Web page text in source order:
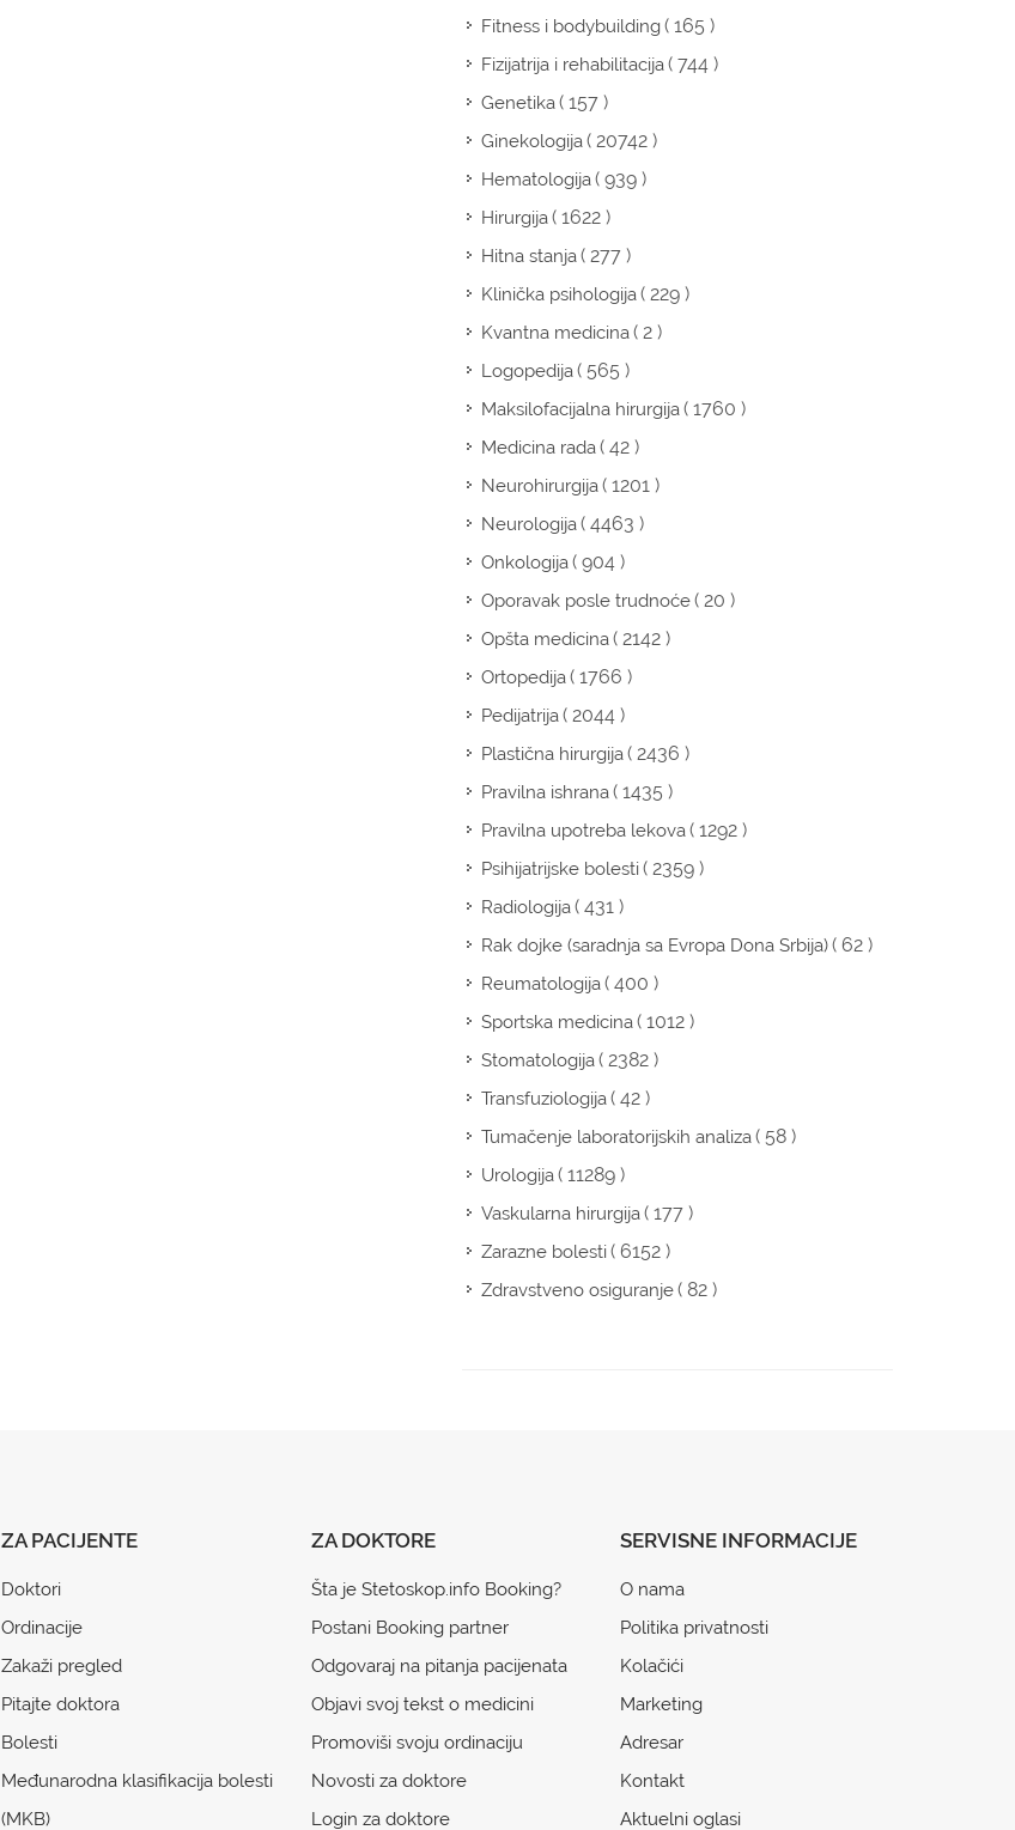
Fitness i bodybuilding( 165 )
Fizijatrija i rehabilitacija( 744 )
Genetika( 157 )
Ginekologija( 20742 )
Hematologija( 939 )
Hirurgija( 1622 )
Hitna stanja( 277 )
Klinička psihologija( 229 )
Kvantna medicina( 2 )
Logopedija( 565 )
Maksilofacijalna hirurgija( 1760 )
Medicina rada( 42 )
Neurohirurgija( 1201 )
Neurologija( 4463 )
Onkologija( 904 )
Oporavak posle trudnoće( 20 )
Opšta medicina( 2142 )
Ortopedija( 1766 )
Pedijatrija( 2044 )
Plastična hirurgija( 2436 )
Pravilna ishrana( 1435 )
Pravilna upotreba lekova( 1292 )
Psihijatrijske bolesti( 2359 )
Radiologija( 431 )
Rak dojke (saradnja sa Evropa Dona Srbija)( 62 )
Reumatologija( 400 )
Sportska medicina( 1012 )
Stomatologija( 2382 )
Transfuziologija( 42 )
Tumačenje laboratorijskih analiza( 58 )
Urologija( 11289 )
Vaskularna hirurgija( 177 )
Zarazne bolesti( 6152 )
Zdravstveno osiguranje( 82 )
ZA PACIJENTE
Doktori
Ordinacije
Zakaži pregled
Pitajte doktora
Bolesti
Međunarodna klasifikacija bolesti
(MKB)
ZA DOKTORE
Šta je Stetoskop.info Booking?
Postani Booking partner
Odgovaraj na pitanja pacijenata
Objavi svoj tekst o medicini
Promoviši svoju ordinaciju
Novosti za doktore
Login za doktore
SERVISNE INFORMACIJE
O nama
Politika privatnosti
Kolačići
Marketing
Adresar
Kontakt
Aktuelni oglasi